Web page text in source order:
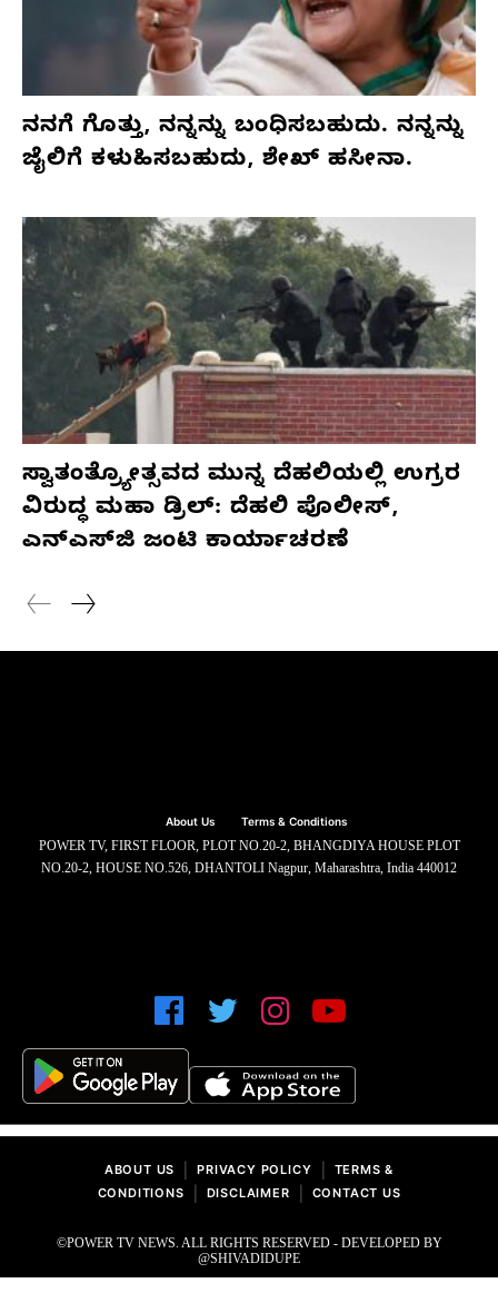
ನನಗೆ ಗೊತ್ತು, ನನ್ನನ್ನು ಬಂಧಿಸಬಹುದು. ನನ್ನನ್ನು
ಜೈಲಿಗೆ ಕಳುಹಿಸಬಹುದು, ಶೇಖ್ ಹಸೀನಾ.
ಸ್ವಾತಂತ್ರ್ಯೋತ್ಸವದ ಮುನ್ನ ದೆಹಲಿಯಲ್ಲಿ ಉಗ್ರರ
ವಿರುದ್ಧ ಮಹಾ ಡ್ರಿಲ್: ದೆಹಲಿ ಪೊಲೀಸ್,
ಎನ್‌ಎಸ್‌ಜಿ ಜಂಟಿ ಕಾರ್ಯಾಚರಣೆ
About Us Terms & Conditions
POWER TV, FIRST FLOOR, PLOT NO.20-2, BHANGDIYA HOUSE PLOT
NO.20-2, HOUSE NO.526, DHANTOLI Nagpur, Maharashtra, India 440012
ABOUT US PRIVACY POLICY
TERMS &
CONDITIONS
DISCLAIMER CONTACT US
©POWER TV NEWS. ALL RIGHTS RESERVED - DEVELOPED BY
@SHIVADIDUPE